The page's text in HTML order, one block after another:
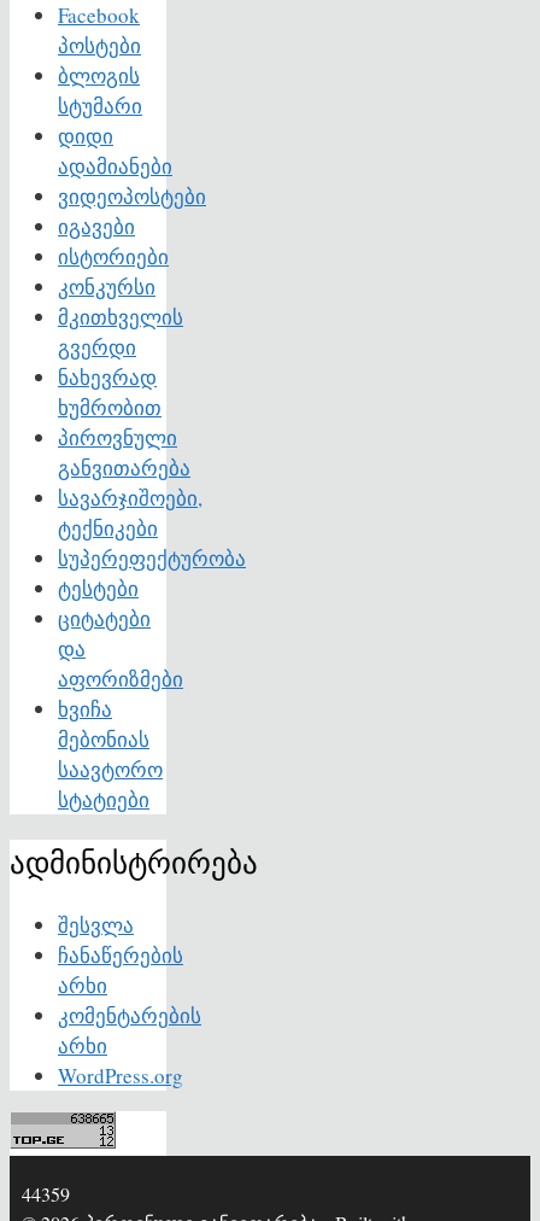
Facebook
პოსტები
ბლოგის
სტუმარი
დიდი
ადამიანები
ვიდეოპოსტები
იგავები
ისტორიები
კონკურსი
მკითხველის
გვერდი
ნახევრად
ხუმრობით
პიროვნული
განვითარება
სავარჯიშოები,
ტექნიკები
სუპერეფექტურობა
ტესტები
ციტატები
და
აფორიზმები
ხვიჩა
მებონიას
საავტორო
სტატიები
ადმინისტრირება
შესვლა
ჩანაწერების
არხი
კომენტარების
არხი
WordPress.org
44359